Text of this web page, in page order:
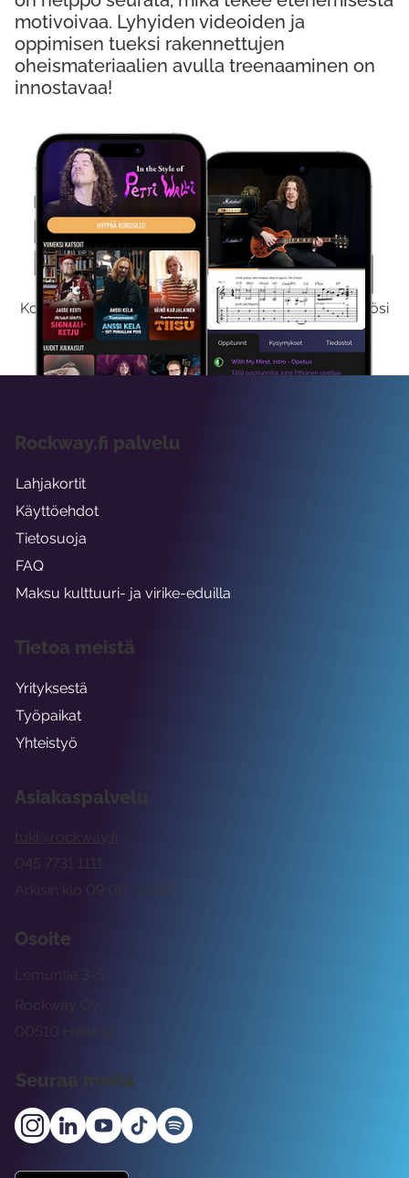
Kokeile Ilmaiseksi
Kokeilemalla ilmaiseksi saat koko sisältömme käyttöösi
viikon ajaksi.
motivoivaa. Lyhyiden videoiden ja
oppimisen tueksi rakennettujen
oheismateriaalien avulla treenaaminen on
innostavaa!
Asiakaspalvelu
tuki@rockway.fi
Arkisin klo 09:00 -15:00
045 7731 1111
Osoite
Rockway Oy
Lemuntie 3-5
00510 Helsinki
Seuraa meitä
Rockway.fi palvelu
Lahjakortit
Käyttöehdot
Tietosuoja
FAQ
Maksu kulttuuri- ja virike-eduilla
Tietoa meistä
Yrityksestä
Työpaikat
Yhteistyö